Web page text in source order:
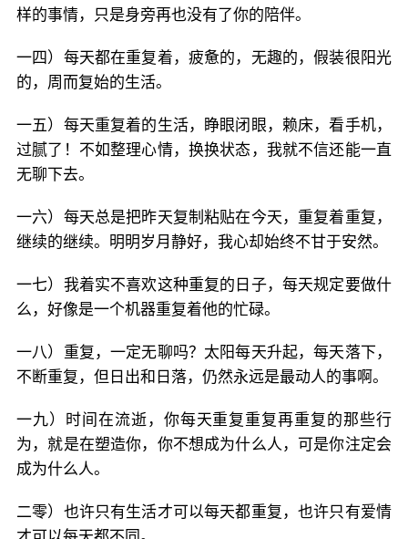
样的事情，只是身旁再也没有了你的陪伴。
一四）每天都在重复着，疲惫的，无趣的，假装很阳光
的，周而复始的生活。
一五）每天重复着的生活，睁眼闭眼，赖床，看手机，
过腻了！不如整理心情，换换状态，我就不信还能一直
无聊下去。
一六）每天总是把昨天复制粘贴在今天，重复着重复，
继续的继续。明明岁月静好，我心却始终不甘于安然。
一七）我着实不喜欢这种重复的日子，每天规定要做什
么，好像是一个机器重复着他的忙碌。
一八）重复，一定无聊吗？太阳每天升起，每天落下，
不断重复，但日出和日落，仍然永远是最动人的事啊。
一九）时间在流逝，你每天重复重复再重复的那些行
为，就是在塑造你，你不想成为什么人，可是你注定会
成为什么人。
二零）也许只有生活才可以每天都重复，也许只有爱情